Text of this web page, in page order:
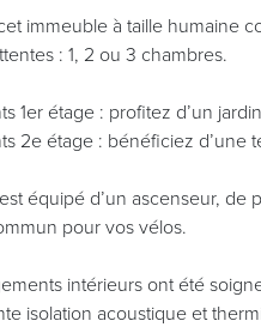
immeuble à taille humaine
: 1, 2 ou 3 chambres.
1er étage : profitez d’un
2e étage : bénéficiez d’une
équipé d’un ascenseur,
pour vos vélos.
intérieurs ont été
isolation acoustique et